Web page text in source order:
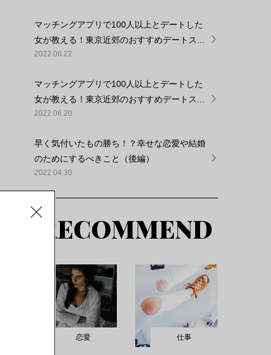
マッチングアプリで100人以上とデートした
女が教える！東京近郊のおすすめデートス...
2022.06.22
マッチングアプリで100人以上とデートした
女が教える！東京近郊のおすすめデートス...
2022.06.20
早く気付いたもの勝ち！？幸せな恋愛や結婚
のためにするべきこと（後編）
2022.04.30
RECOMMEND
恋愛 仕事